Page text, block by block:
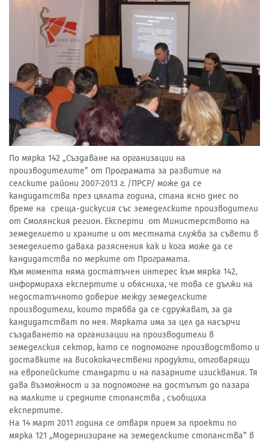
По мярка 142 „Създаване на организации на
производителите” от Програмата за развитие на
селските райони 2007-2013 г. /ПРСР/ може да се
кандидатства през цялата година, стана ясно днес по
време на среща-дискусия със земеделските производители
от Смолянския регион. Експерти от Министерството на
земеделието и храните и от местната служба за съвети в
земеделието даваха разяснения как и кога може да се
кандидатства по мерките от Програмата.
Към момента няма достатъчен интерес към мярка 142,
информираха експертите и обясниха, че това се дължи на
недостатъчното доверие между земеделските
производители, които трябва да се сдружават, за да
кандидатстват по нея. Мярката има за цел да насърчи
създаването на организации на производители в
земеделския сектор, като се подпомогне производството и
доставките на висококачествени продукти, отговарящи
на европейските стандарти и на пазарните изисквания. Тя
дава възможност и за подпомогне на достъпът до пазара
на малките и средните стопанства , съобщиха
експертите.
На 14 март 2011 година се отваря прием за проекти по
мярка 121 „Модернизиране на земеделските стопанства” в